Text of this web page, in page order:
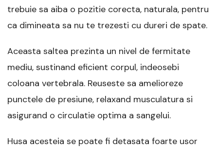
trebuie sa aiba o pozitie corecta, naturala, pentru
ca dimineata sa nu te trezesti cu dureri de spate.
Aceasta saltea prezinta un nivel de fermitate
mediu, sustinand eficient corpul, indeosebi
coloana vertebrala. Reuseste sa amelioreze
punctele de presiune, relaxand musculatura si
asigurand o circulatie optima a sangelui.
Husa acesteia se poate fi detasata foarte usor